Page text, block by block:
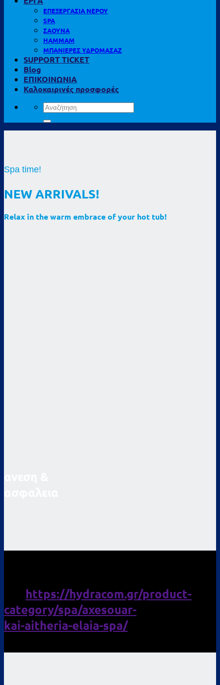
ΕΠΕΞΕΡΓΑΣΙΑ ΝΕΡΟΥ
SPA
ΣΑΟΥΝΑ
HAMMAM
ΜΠΑΝΙΕΡΕΣ ΥΔΡΟΜΑΣΑΖ
SUPPORT TICKET
Blog
ΕΠΙΚΟΙΝΩΝΙΑ
Καλοκαιρινές προσφορές
Αναζήτηση
για:
Spa time!
NEW ARRIVALS!
Relax in the warm embrace of your hot tub!
https://hydracom.gr/product-
category/spa/axesouar-
kai-aitheria-elaia-spa/